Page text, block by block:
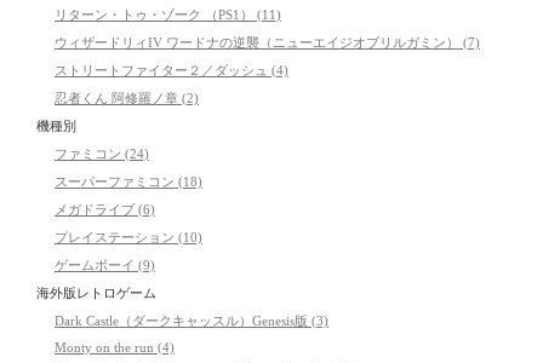
リターン・トゥ・ゾーク （PS1） (11)
ウィザードリィIV ワードナの逆襲（ニューエイジオブリルガミン） (7)
ストリートファイター２／ダッシュ (4)
忍者くん 阿修羅ノ章 (2)
機種別
ファミコン (24)
スーパーファミコン (18)
メガドライブ (6)
プレイステーション (10)
ゲームボーイ (9)
海外版レトロゲーム
Dark Castle（ダークキャッスル）Genesis版 (3)
Monty on the run (4)